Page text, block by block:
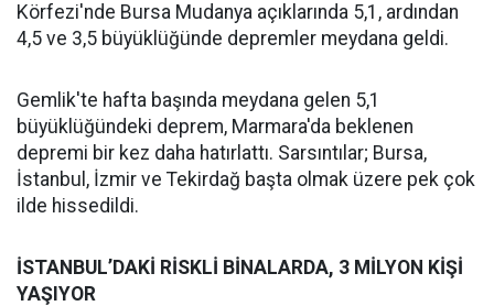
Körfezi'nde Bursa Mudanya açıklarında 5,1, ardından
4,5 ve 3,5 büyüklüğünde depremler meydana geldi.
Gemlik'te hafta başında meydana gelen 5,1
büyüklüğündeki deprem, Marmara'da beklenen
depremi bir kez daha hatırlattı. Sarsıntılar; Bursa,
İstanbul, İzmir ve Tekirdağ başta olmak üzere pek çok
ilde hissedildi.
İSTANBUL’DAKİ RİSKLİ BİNALARDA, 3 MİLYON KİŞİ
YAŞIYOR